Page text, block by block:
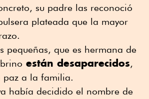
su padre las reconoció
plateada que la mayor
pequeñas, que es hermana de
están desaparecidos,
paz a la familia.
había decidido el nombre de